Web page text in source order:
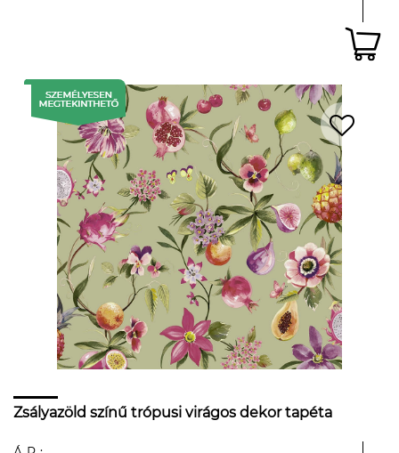
Zsályazöld színű trópusi virágos dekor tapéta